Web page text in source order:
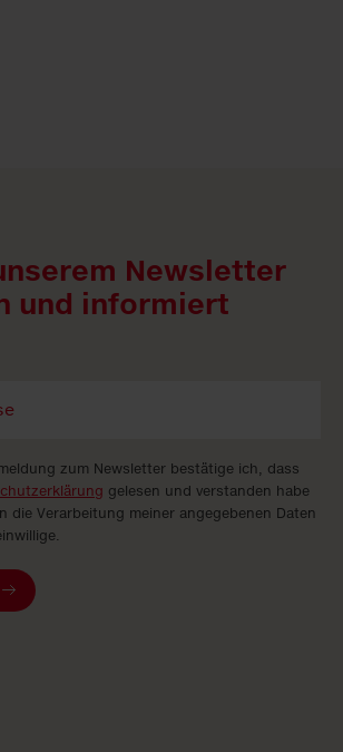
Newsletter
und informiert
zum Newsletter bestätige ich, dass
gelesen und verstanden habe
die Verarbeitung meiner angegebenen Daten